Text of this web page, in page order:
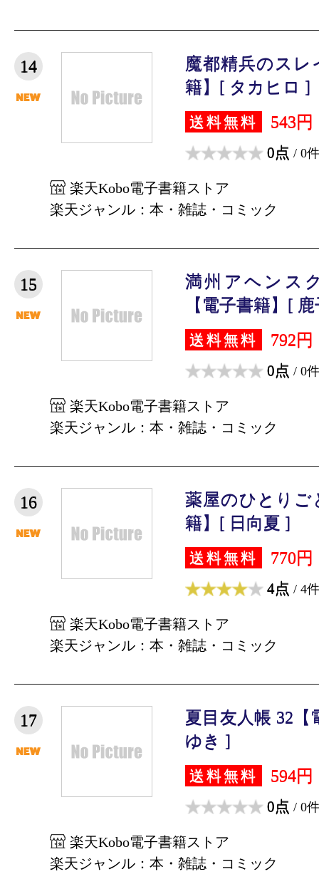
14
魔都精兵のスレ
籍】[ タカヒロ ]
送料無料 543円
0点 / 0件
楽天Kobo電子書籍ストア
楽天ジャンル：本・雑誌・コミック
15
満州アヘンス
【電子書籍】[
送料無料 792円
0点 / 0件
楽天Kobo電子書籍ストア
楽天ジャンル：本・雑誌・コミック
16
薬屋のひとりご
籍】[ 日向夏 ]
送料無料 770円
4点 / 4件
楽天Kobo電子書籍ストア
楽天ジャンル：本・雑誌・コミック
17
夏目友人帳 32【
ゆき ]
送料無料 594円
0点 / 0件
楽天Kobo電子書籍ストア
楽天ジャンル：本・雑誌・コミック